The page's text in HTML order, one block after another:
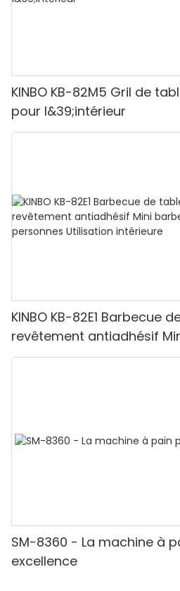
KINBO KB-82M5 Gril de
pour l&39;intérieur
KINBO KB-82E1 Barbecue
revêtement antiadhésif
deux personnes
SM-8360 - La machine à
excellence